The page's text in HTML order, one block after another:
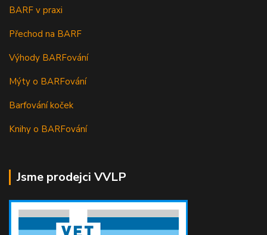
BARF v praxi
Přechod na BARF
Výhody BARFování
Mýty o BARFování
Barfování koček
Knihy o BARFování
Jsme prodejci VVLP